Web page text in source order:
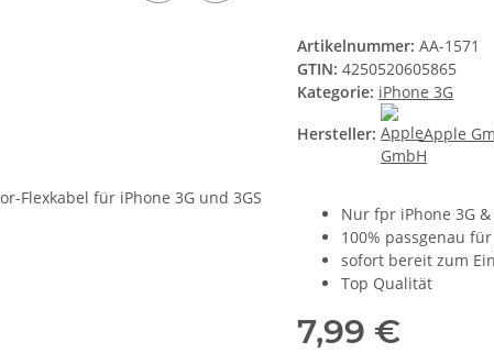
Artikelnummer: AA-1571
GTIN: 4250520605865
Kategorie: iPhone 3G
Hersteller:
Apple
Nur fpr iPhone 3G &
100% passgenau
sofort bereit zum
Top Qualität
7,99 €